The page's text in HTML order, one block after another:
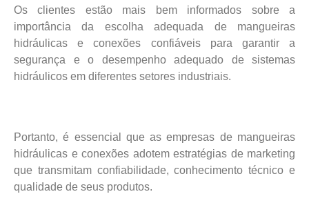
Os clientes estão mais bem informados sobre a
importância da escolha adequada de mangueiras
hidráulicas e conexões confiáveis para garantir a
segurança e o desempenho adequado de sistemas
hidráulicos em diferentes setores industriais.
Portanto, é essencial que as empresas de mangueiras
hidráulicas e conexões adotem estratégias de marketing
que transmitam confiabilidade, conhecimento técnico e
qualidade de seus produtos.